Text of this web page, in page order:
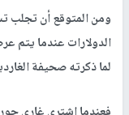
ومن المتوقع أن تجلب
الدولارات عندما يتم
لما ذكرته صحيفة